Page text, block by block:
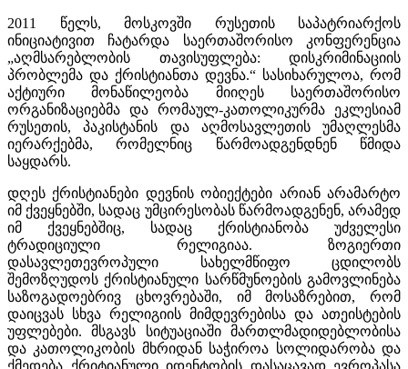
2011 წელს, მოსკოვში რუსეთის საპატრიარქოს
ინიციატივით ჩატარდა საერთაშორისო კონფერენცია
„აღმსარებლობის თავისუფლება: დისკრიმინაციის
პრობლემა და ქრისტიანთა დევნა.“ სასიხარულოა, რომ
აქტიური მონაწილეობა მიიღეს საერთაშორისო
ორგანიზაციებმა და რომაულ-კათოლიკურმა ეკლესიამ
რუსეთის, პაკისტანის და აღმოსავლეთის უმაღლესმა
იერარქებმა, რომელნიც წარმოადგენდნენ წმიდა
საყდარს.
დღეს ქრისტიანები დევნის ობიექტები არიან არამარტო
იმ ქვეყნებში, სადაც უმცირესობას წარმოადგენენ, არამედ
იმ ქვეყნებშიც, სადაც ქრისტიანობა უძველესი
ტრადიციული რელიგიაა. ზოგიერთი
დასავლეთევროპული სახელმწიფო ცდილობს
შემოზღუდოს ქრისტიანული სარწმუნოების გამოვლინება
საზოგადოებრივ ცხოვრებაში, იმ მოსაზრებით, რომ
დაიცვას სხვა რელიგიის მიმდევრებისა და ათეისტების
უფლებები. მსგავს სიტუაციაში მართლმადიდებლობისა
და კათოლიკობის მხრიდან საჭიროა სოლიდარობა და
ქმედება ქრიტიანული იდენტობის დასაცავად ევროპასა